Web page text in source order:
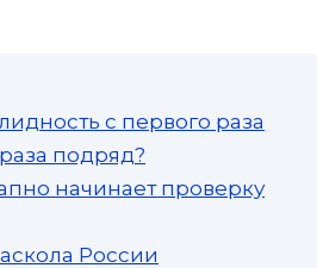
с первого раза
подряд?
начинает проверку
России